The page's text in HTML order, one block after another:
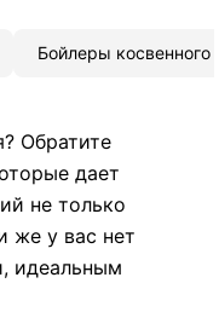
Бойлеры косвенного
Обратите
дает
не только
же у вас нет
идеальным